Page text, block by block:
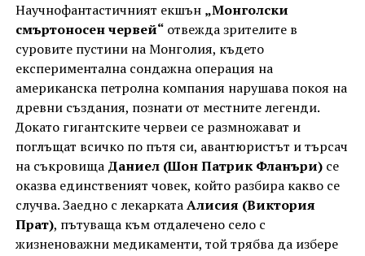
Научнофантастичният екшън „Монголски
смъртоносен червей“отвежда зрителите в
суровите пустини на Монголия, където
експериментална сондажна операция на
американска петролна компания нарушава покоя на
древни създания, познати от местните легенди.
Докато гигантските червеи се размножават и
поглъщат всичко по пътя си, авантюристът и търсач
на съкровища Даниел (Шон Патрик Фланъри)се
оказва единственият човек, който разбира какво се
случва. Заедно с лекаркатаАлисия (Виктория
Прат), пътуваща към отдалечено село с
жизненоважни медикаменти, той трябва да избере